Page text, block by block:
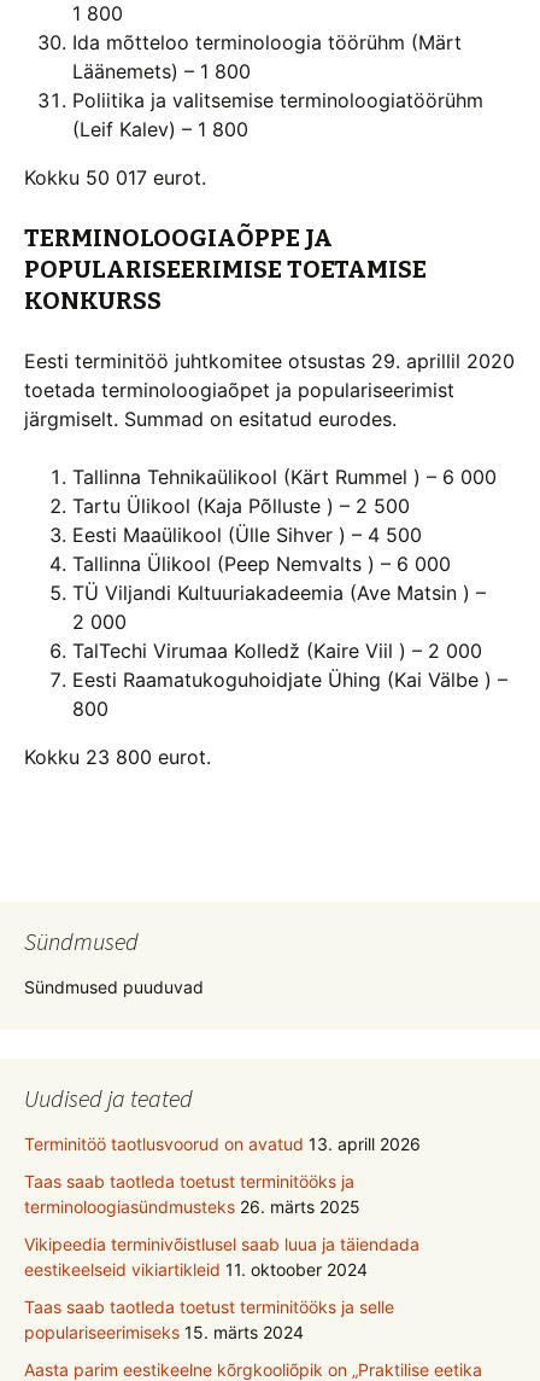
1 800
Ida mõtteloo terminoloogia töörühm (Märt
Läänemets) – 1 800
Poliitika ja valitsemise terminoloogiatöörühm
(Leif Kalev) – 1 800
Kokku 50 017 eurot.
TERMINOLOOGIAÕPPE JA
POPULARISEERIMISE TOETAMISE
KONKURSS
Eesti terminitöö juhtkomitee otsustas 29. aprillil 2020
toetada terminoloogiaõpet ja populariseerimist
järgmiselt. Summad on esitatud eurodes.
Tallinna Tehnikaülikool (Kärt Rummel ) – 6 000
Tartu Ülikool (Kaja Põlluste ) – 2 500
Eesti Maaülikool (Ülle Sihver ) – 4 500
Tallinna Ülikool (Peep Nemvalts ) – 6 000
TÜ Viljandi Kultuuriakadeemia (Ave Matsin ) –
2 000
TalTechi Virumaa Kolledž (Kaire Viil ) – 2 000
Eesti Raamatukoguhoidjate Ühing (Kai Välbe ) –
800
Kokku 23 800 eurot.
Sündmused
Sündmused puuduvad
Uudised ja teated
Terminitöö taotlusvoorud on avatud 13. aprill 2026
Taas saab taotleda toetust terminitööks ja
terminoloogiasündmusteks 26. märts 2025
Vikipeedia terminivõistlusel saab luua ja täiendada
eestikeelseid vikiartikleid 11. oktoober 2024
Taas saab taotleda toetust terminitööks ja selle
populariseerimiseks 15. märts 2024
Aasta parim eestikeelne kõrgkooliõpik on „Praktilise eetika